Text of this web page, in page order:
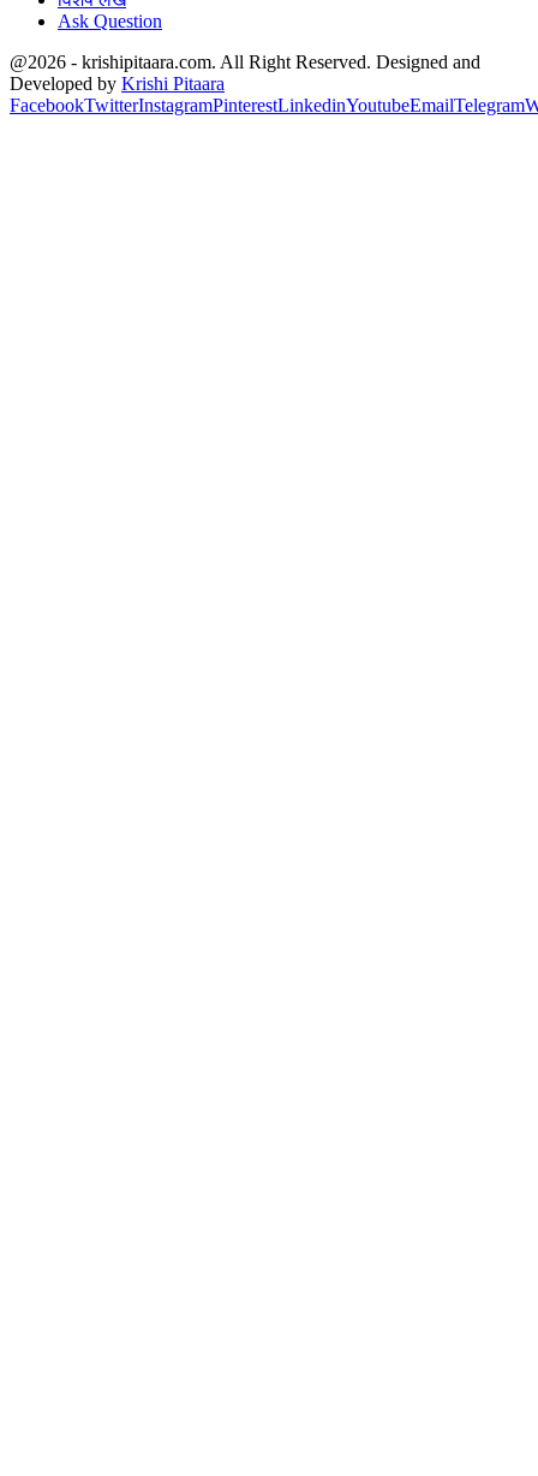
Ask Question
@2026 - krishipitaara.com. All Right Reserved. Designed and
Developed by Krishi Pitaara
FacebookTwitterInstagramPinterestLinkedinYoutubeEmailTelegram